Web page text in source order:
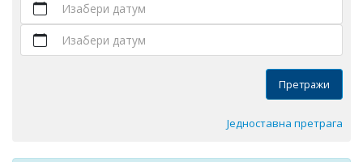
Изабери датум
Изабери датум
Претражи
Једноставна претрага